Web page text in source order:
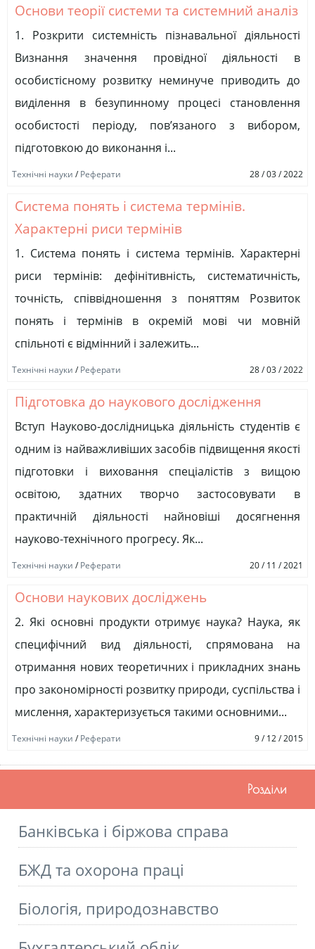
Основи теорії системи та системний аналіз
1. Розкрити системність пізнавальної діяльності
Визнання значення провідної діяльності в
особистісному розвитку неминуче приводить до
виділення в безупинному процесі становлення
особистості періоду, пов’язаного з вибором,
підготовкою до виконання і...
Технічні науки /Реферати 28 / 03 / 2022
Система понять і система термінів.
Характерні риси термінів
1. Система понять і система термінів. Характерні
риси термінів: дефінітивність, систематичність,
точність, співвідношення з поняттям Розвиток
понять і термінів в окремій мові чи мовній
спільноті є відмінний і залежить...
Технічні науки /Реферати 28 / 03 / 2022
Підготовка до наукового дослідження
Вступ Науково-дослідницька діяльність студентів є
одним із найважливіших засобів підвищення якості
підготовки і виховання спеціалістів з вищою
освітою, здатних творчо застосовувати в
практичній діяльності найновіші досягнення
науково-технічного прогресу. Як...
Технічні науки /Реферати 20 / 11 / 2021
Основи наукових досліджень
2. Які основні продукти отримує наука? Наука, як
специфічний вид діяльності, спрямована на
отримання нових теоретичних і прикладних знань
про закономірності розвитку природи, суспільства і
мислення, характеризується такими основними...
Технічні науки /Реферати 9 / 12 / 2015
Розділи
Банківська і біржова справа
БЖД та охорона праці
Біологія, природознавство